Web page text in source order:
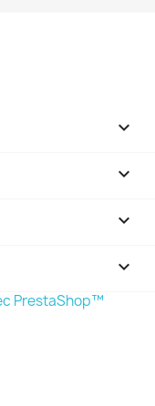



keyboard_arrow_down
PrestaShop™